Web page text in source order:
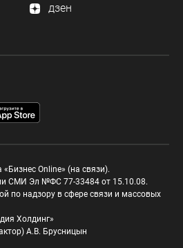
дзен
Online» (на связи).
СМИ Эл №ФС 77-33484 от 15.10.08.
по надзору в сфере связи и массовых
Холдинг»
А.В. Брусницын